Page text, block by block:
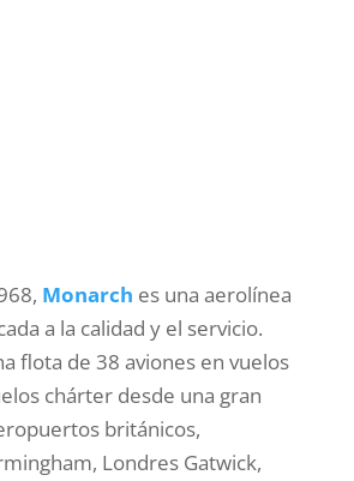
Monarch es una aerolínea
a la calidad y el servicio.
flota de 38 aviones en vuelos
chárter desde una gran
británicos,
Londres Gatwick,